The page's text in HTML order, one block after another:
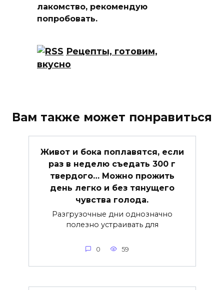
лакомство, рекомендую
попробовать.
Рецепты, готовим,
вкусно
Вам также может понравиться
Живот и бока поплавятся, если
раз в неделю съедать 300 г
твердого… Можно прожить
день легко и без тянущего
чувства голода.
Разгрузочные дни однозначно
полезно устраивать для
0 59